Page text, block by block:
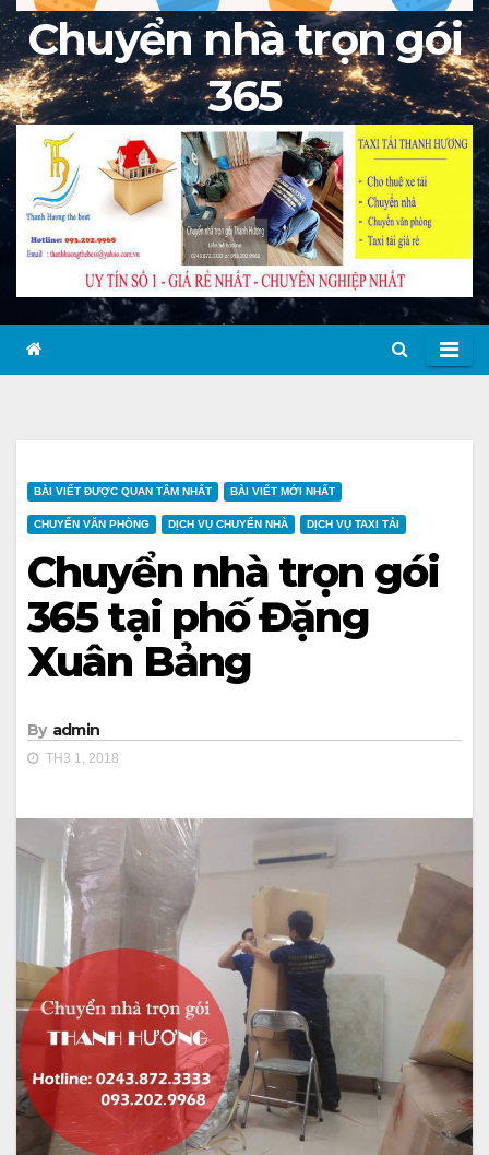
Chuyển nhà trọn gói
365
BÀI VIẾT ĐƯỢC QUAN TÂM NHẤT BÀI VIẾT MỚI NHẤT
CHUYỂN VĂN PHÒNG DỊCH VỤ CHUYỂN NHÀ DỊCH VỤ TAXI TẢI
Chuyển nhà trọn gói
365 tại phố Đặng
Xuân Bảng
By admin
TH3 1, 2018